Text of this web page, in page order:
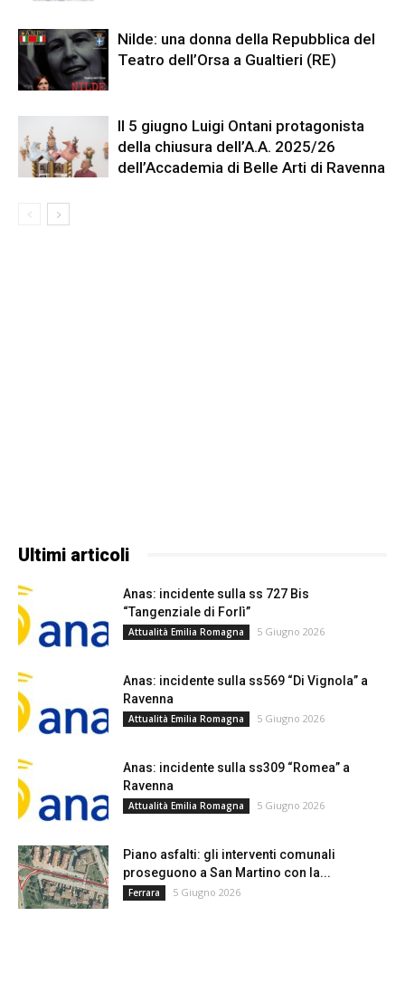
Nilde: una donna della Repubblica del
Teatro dell’Orsa a Gualtieri (RE)
Il 5 giugno Luigi Ontani protagonista
della chiusura dell’A.A. 2025/26
dell’Accademia di Belle Arti di Ravenna
Ultimi articoli
Anas: incidente sulla ss 727 Bis
“Tangenziale di Forlì”
Attualità Emilia Romagna 5 Giugno 2026
Anas: incidente sulla ss569 “Di Vignola” a
Ravenna
Attualità Emilia Romagna 5 Giugno 2026
Anas: incidente sulla ss309 “Romea” a
Ravenna
Attualità Emilia Romagna 5 Giugno 2026
Piano asfalti: gli interventi comunali
proseguono a San Martino con la...
Ferrara 5 Giugno 2026